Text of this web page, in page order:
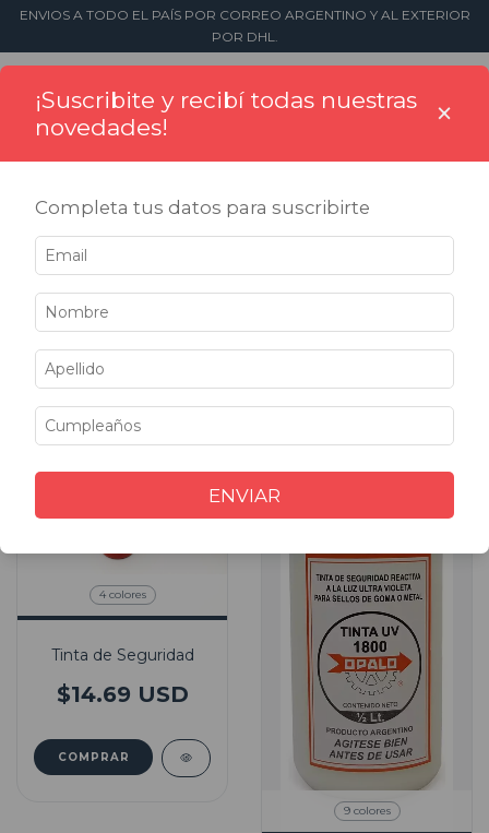
ENVIOS A TODO EL PAÍS POR CORREO ARGENTINO Y AL EXTERIOR
POR DHL.
Inicio > Tintas > Tintas de Seguridad
Tintas de Seguridad
Filtrar
4 colores
Tinta de Seguridad
$14.69 USD
COMPRAR
9 colores
¡Suscribite y recibí todas nuestras
novedades!
×
Completa tus datos para suscribirte
ENVIAR